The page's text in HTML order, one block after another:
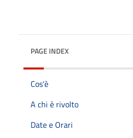
PAGE INDEX
Cos'è
A chi è rivolto
Date e Orari